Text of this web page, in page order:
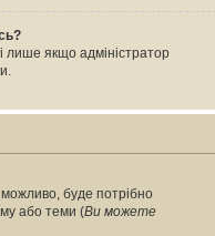
лише якщо адміністратор
буде потрібно
або теми (Ви можете